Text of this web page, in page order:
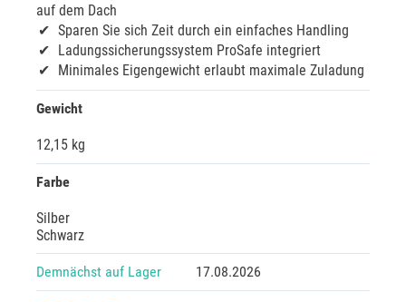
auf dem Dach
Sparen Sie sich Zeit durch ein einfaches Handling
Ladungssicherungssystem ProSafe integriert
Minimales Eigengewicht erlaubt maximale Zuladung
Gewicht
12,15 kg
Farbe
Silber
Schwarz
Demnächst auf Lager 17.08.2026